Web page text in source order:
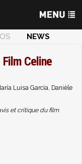
NEWS
Film Celine
Luisa García, Danièle
et critique du film